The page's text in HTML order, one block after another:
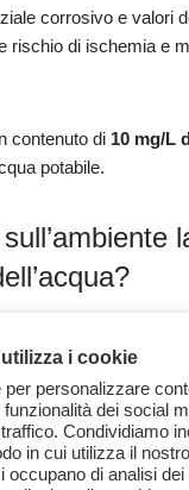
corrosivo e valori
rischio di ischemia e
contenuto di 10 mg/L
potabile.
dell’acqua di
genera anche
una scoria.
si producono circa
i cookie
personalizzare
dei social
Condividiamo
in cui utilizza il
occupano di analisi dei